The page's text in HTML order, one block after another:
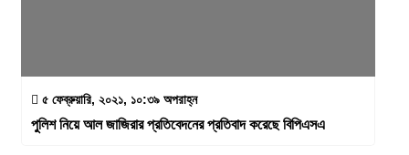
৫ ফেব্রুয়ারি, ২০২১, ১০:৩৯ অপরাহ্ন
পুলিশ নিয়ে আল জাজিরার প্রতিবেদনের প্রতিবাদ করেছে বিপিএসএ